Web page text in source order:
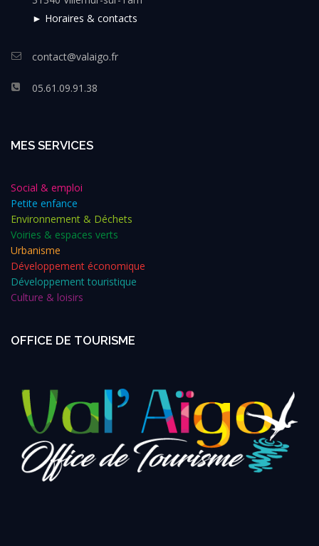
► Horaires & contacts
contact@valaigo.fr
05.61.09.91.38
MES SERVICES
Social & emploi
Petite enfance
Environnement & Déchets
Voiries & espaces verts
Urbanisme
Développement économique
Développement touristique
Culture & loisirs
OFFICE DE TOURISME